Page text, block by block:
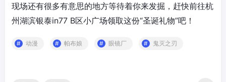
现场还有很多有意思的地方等待着你来发掘，赶快前往杭
州湖滨银泰in77 B区小广场领取这份“圣诞礼物”吧！
动漫 帕布娘 眼镜厂 鬼灭之刃